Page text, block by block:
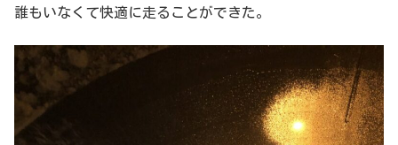
誰もいなくて快適に走ることができた。